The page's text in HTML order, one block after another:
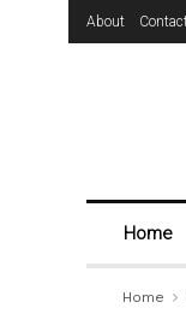
About
Home
Home